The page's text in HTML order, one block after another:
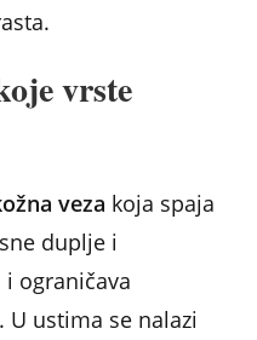
vrste
veza koja spaja
duplje i
ograničava
ustima se nalazi